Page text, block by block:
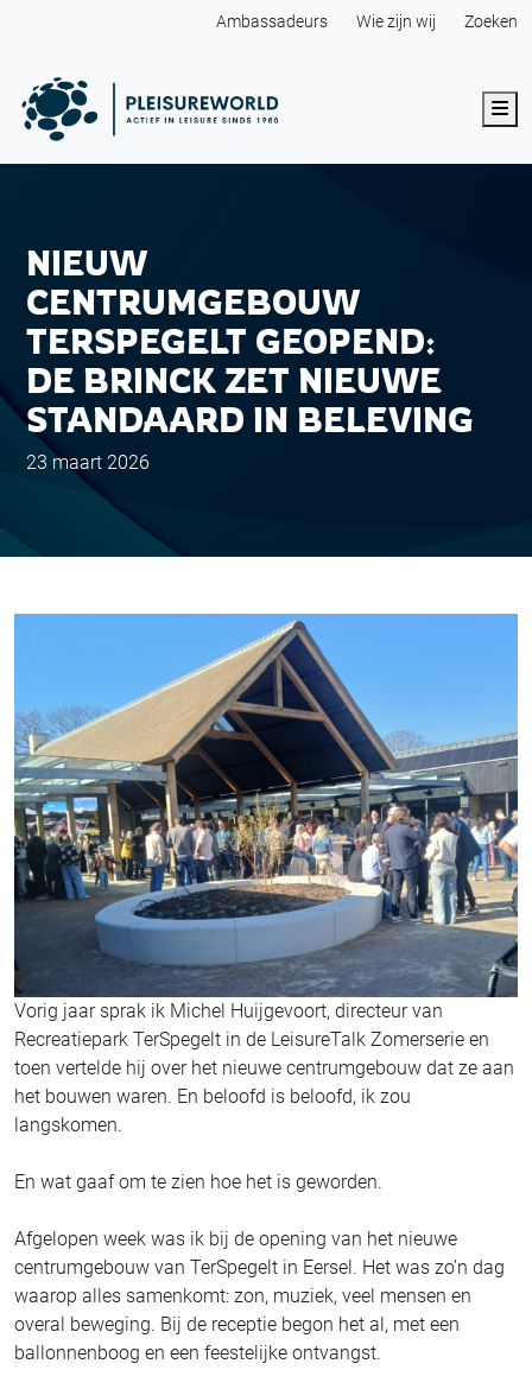
Ambassadeurs Wie zijn wij Zoeken
NIEUW
CENTRUMGEBOUW
TERSPEGELT GEOPEND:
DE BRINCK ZET NIEUWE
STANDAARD IN BELEVING
23 maart 2026
Vorig jaar sprak ik Michel Huijgevoort, directeur van
Recreatiepark TerSpegelt in de LeisureTalk Zomerserie en
toen vertelde hij over het nieuwe centrumgebouw dat ze aan
het bouwen waren. En beloofd is beloofd, ik zou
langskomen.
En wat gaaf om te zien hoe het is geworden.
Afgelopen week was ik bij de opening van het nieuwe
centrumgebouw van TerSpegelt in Eersel. Het was zo’n dag
waarop alles samenkomt: zon, muziek, veel mensen en
overal beweging. Bij de receptie begon het al, met een
ballonnenboog en een feestelijke ontvangst.